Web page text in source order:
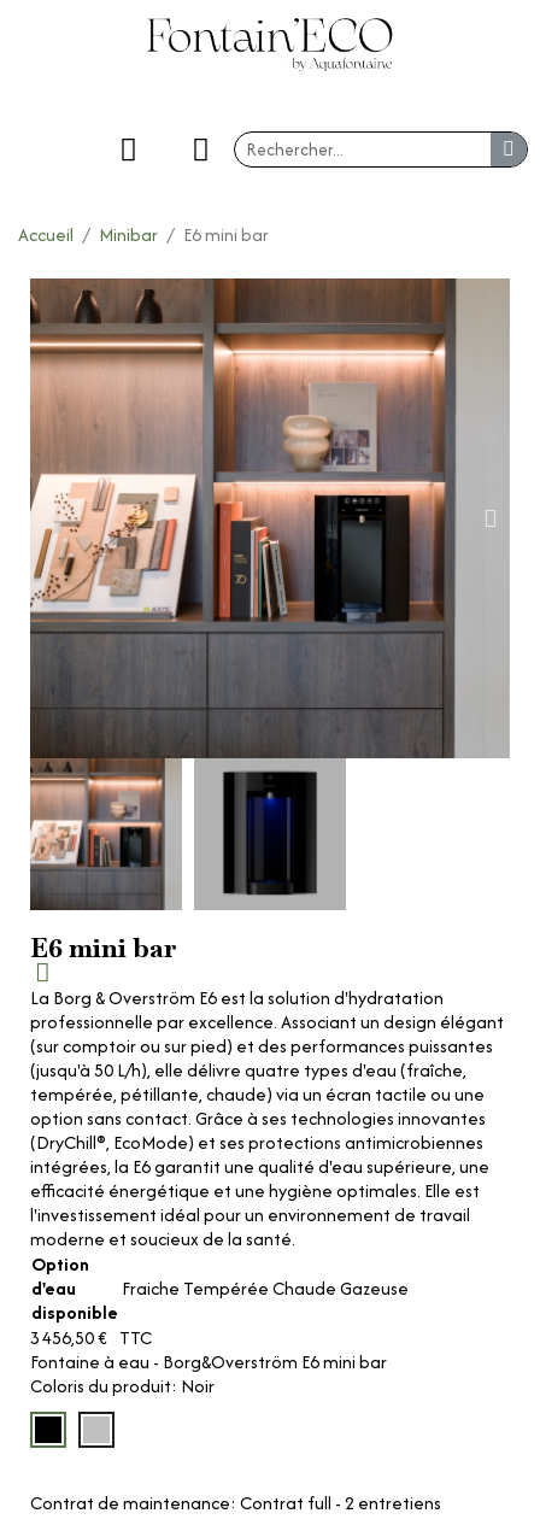
Accueil Minibar E6 mini bar
E6 mini bar
La Borg & Overström E6 est la solution d'hydratation
professionnelle par excellence. Associant un design élégant
(sur comptoir ou sur pied) et des performances puissantes
(jusqu'à 50 L/h), elle délivre quatre types d'eau (fraîche,
tempérée, pétillante, chaude) via un écran tactile ou une
option sans contact. Grâce à ses technologies innovantes
(DryChill®, EcoMode) et ses protections antimicrobiennes
intégrées, la E6 garantit une qualité d'eau supérieure, une
efficacité énergétique et une hygiène optimales. Elle est
l'investissement idéal pour un environnement de travail
moderne et soucieux de la santé.
Option
d'eau
disponible
Fraiche Tempérée Chaude Gazeuse
3 456,50 € TTC
Fontaine à eau - Borg&Overström E6 mini bar
Coloris du produit Noir
Contrat de maintenance Contrat full - 2 entretiens